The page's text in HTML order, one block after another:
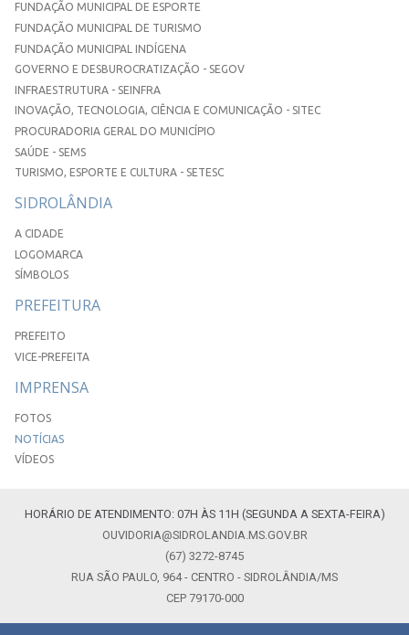
FUNDAÇÃO MUNICIPAL DE ESPORTE
FUNDAÇÃO MUNICIPAL DE TURISMO
FUNDAÇÃO MUNICIPAL INDÍGENA
GOVERNO E DESBUROCRATIZAÇÃO - SEGOV
INFRAESTRUTURA - SEINFRA
INOVAÇÃO, TECNOLOGIA, CIÊNCIA E COMUNICAÇÃO - SITEC
PROCURADORIA GERAL DO MUNICÍPIO
SAÚDE - SEMS
TURISMO, ESPORTE E CULTURA - SETESC
SIDROLÂNDIA
A CIDADE
LOGOMARCA
SÍMBOLOS
PREFEITURA
PREFEITO
VICE-PREFEITA
IMPRENSA
FOTOS
NOTÍCIAS
VÍDEOS
HORÁRIO DE ATENDIMENTO: 07H ÀS 11H (SEGUNDA A SEXTA-FEIRA)
OUVIDORIA@SIDROLANDIA.MS.GOV.BR
(67) 3272-8745
RUA SÃO PAULO, 964 - CENTRO - SIDROLÂNDIA/MS
CEP 79170-000